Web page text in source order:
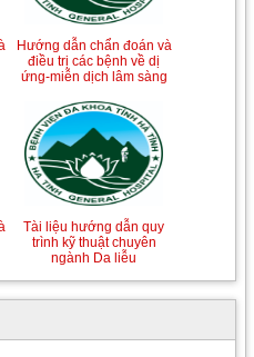
Hướng dẫn chẩn đoán và
ứng-miễn dịch lâm sàng
Hướng dẫn chẩn đoán và
điều trị một số bệnh
truyền nhiễm
Tài liệu hướng dẫn quy
ngành Da liễu
Hướng dẫn Quy trình kỹ
thuật Nhi khoa